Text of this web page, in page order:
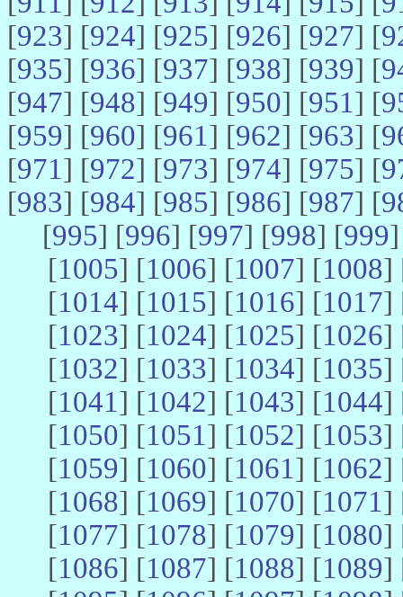
[923] [924] [925] [926] [927] [
[935] [936] [937] [938] [939] [
[947] [948] [949] [950] [951] [
[959] [960] [961] [962] [963] [
[971] [972] [973] [974] [975] [
[983] [984] [985] [986] [987] [
[995] [996] [997] [998] [999
[1005] [1006] [1007] [1008]
[1014] [1015] [1016] [1017]
[1023] [1024] [1025] [1026]
[1032] [1033] [1034] [1035]
[1041] [1042] [1043] [1044]
[1050] [1051] [1052] [1053]
[1059] [1060] [1061] [1062]
[1068] [1069] [1070] [1071]
[1077] [1078] [1079] [1080]
[1086] [1087] [1088] [1089]